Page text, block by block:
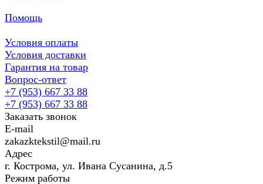
Помощь
Условия оплаты
Условия доставки
Гарантия на товар
Вопрос-ответ
+7 (953) 667 33 88
+7 (953) 667 33 88
Заказать звонок
E-mail
zakazktekstil@mail.ru
Адрес
г. Кострома, ул. Ивана Сусанина, д.5
Режим работы